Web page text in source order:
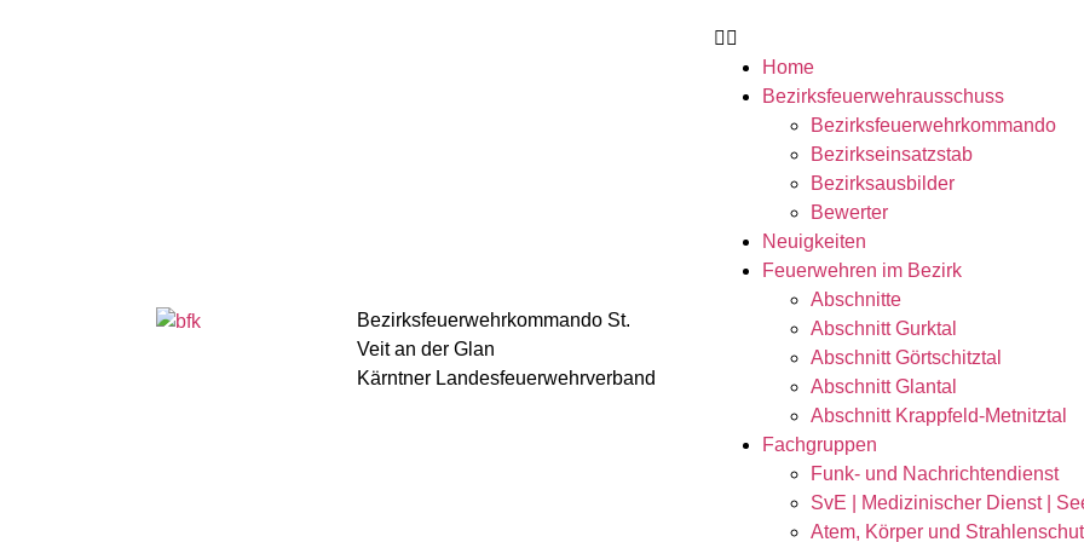
Bezirksfeuerwehrkommando St.
Veit an der Glan
Kärntner Landesfeuerwehrverband
Home
Bezirksfeuerwehrausschuss
Bezirksfeuerwehrkommando
Bezirkseinsatzstab
Bezirksausbilder
Bewerter
Neuigkeiten
Feuerwehren im Bezirk
Abschnitte
Abschnitt Gurktal
Abschnitt Görtschitztal
Abschnitt Glantal
Abschnitt Krappfeld-Metnitztal
Fachgruppen
Funk- und Nachrichtendienst
SvE | Medizinischer Dienst |
Atem, Körper und